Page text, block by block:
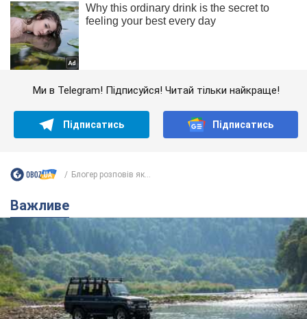
Ми в Telegram! Підписуйся! Читай тільки найкраще!
Підписатись Підписатись
Блогер розповів як...
Важливе